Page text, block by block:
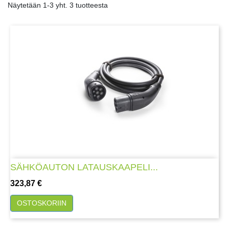
Näytetään 1-3 yht. 3 tuotteesta
SÄHKÖAUTON LATAUSKAAPELI...
Hinta
323,87 €
OSTOSKORIIN